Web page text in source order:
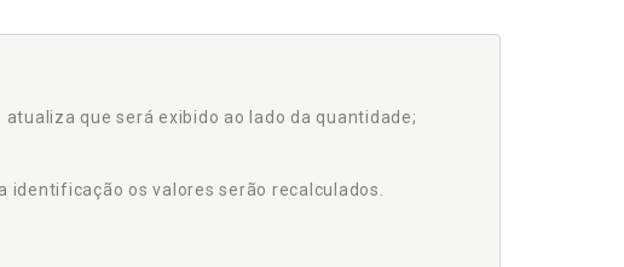
que será exibido ao lado da quantidade;
os valores serão recalculados.